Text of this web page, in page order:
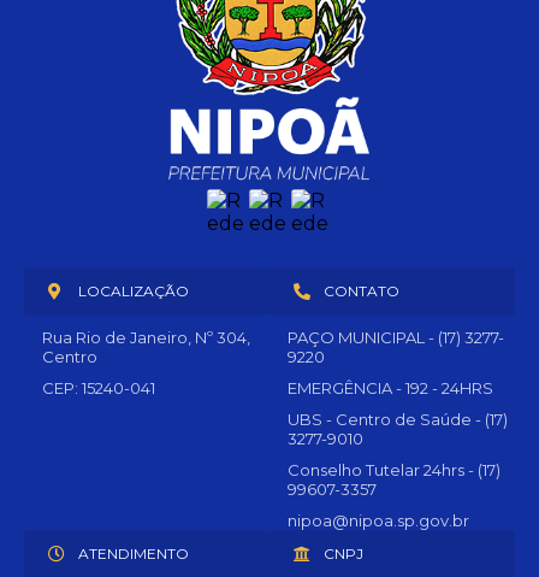
LOCALIZAÇÃO
Rua Rio de Janeiro, Nº 304,
Centro
CEP: 15240-041
CONTATO
PAÇO MUNICIPAL - (17) 3277-
9220
EMERGÊNCIA - 192 - 24HRS
UBS - Centro de Saúde - (17)
3277-9010
Conselho Tutelar 24hrs - (17)
99607-3357
nipoa@nipoa.sp.gov.br
ATENDIMENTO CNPJ